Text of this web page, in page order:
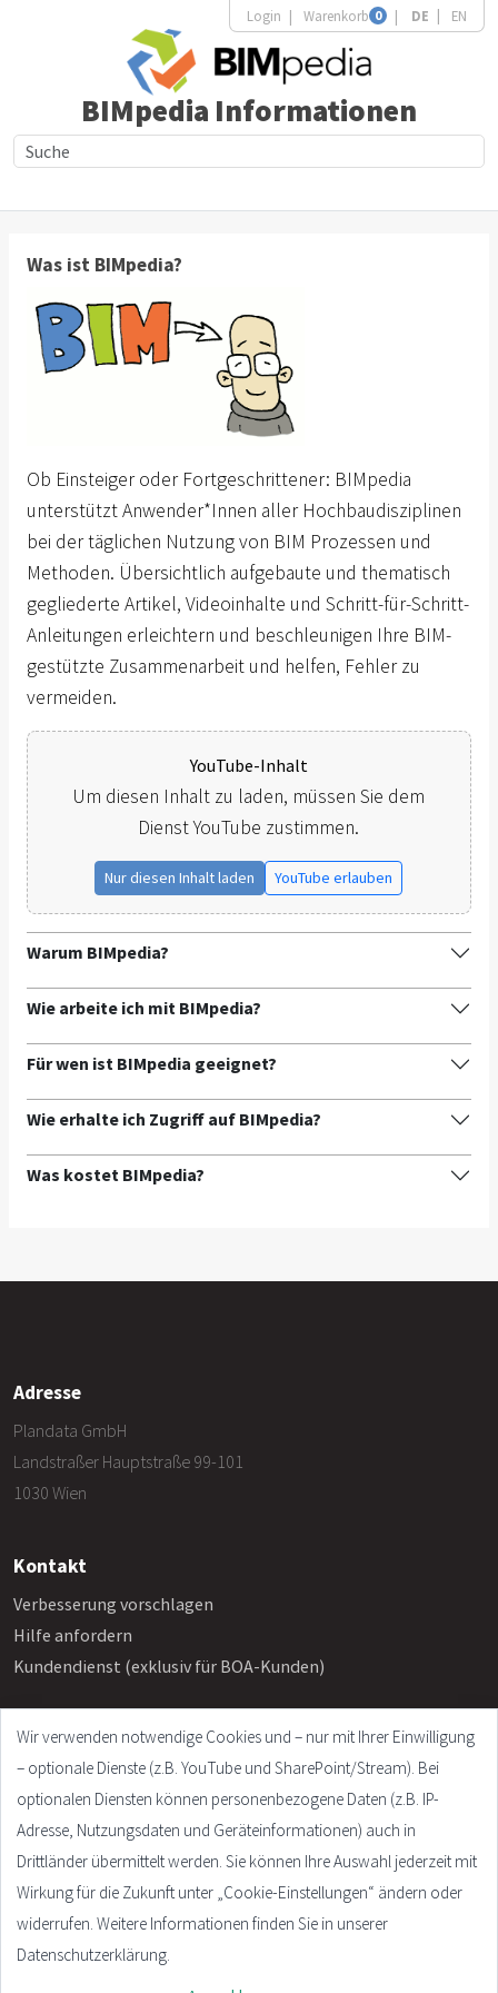
Login Warenkorb 0 DE EN
BIMpedia Informationen
Was ist BIMpedia?
Ob Einsteiger oder Fortgeschrittener: BIMpedia
unterstützt Anwender*Innen aller Hochbaudisziplinen
bei der täglichen Nutzung von BIM Prozessen und
Methoden. Übersichtlich aufgebaute und thematisch
gegliederte Artikel, Videoinhalte und Schritt-für-Schritt-
Anleitungen erleichtern und beschleunigen Ihre BIM-
gestützte Zusammenarbeit und helfen, Fehler zu
vermeiden.
YouTube-Inhalt
Um diesen Inhalt zu laden, müssen Sie dem
Dienst YouTube zustimmen.
Nur diesen Inhalt laden YouTube erlauben
Warum BIMpedia?
Wie arbeite ich mit BIMpedia?
Für wen ist BIMpedia geeignet?
Wie erhalte ich Zugriff auf BIMpedia?
Was kostet BIMpedia?
Adresse
Plandata GmbH
Landstraßer Hauptstraße 99-101
1030 Wien
Kontakt
Verbesserung vorschlagen
Hilfe anfordern
Kundendienst (exklusiv für BOA-Kunden)
Info
Häufige Fragen
Impressum
AGB
Datenschutzerklärung
Cookie Settings
Wir verwenden notwendige Cookies und – nur mit Ihrer Einwilligung
– optionale Dienste (z.B. YouTube und SharePoint/Stream). Bei
optionalen Diensten können personenbezogene Daten (z.B. IP-
Adresse, Nutzungsdaten und Geräteinformationen) auch in
Drittländer übermittelt werden. Sie können Ihre Auswahl jederzeit mit
Wirkung für die Zukunft unter „Cookie-Einstellungen“ ändern oder
widerrufen. Weitere Informationen finden Sie in unserer
Datenschutzerklärung.